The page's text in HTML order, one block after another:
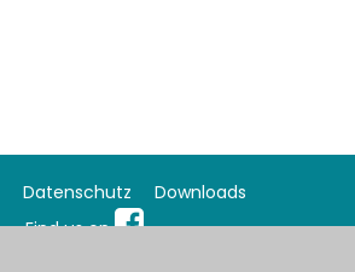
Datenschutz
Downloads
Find us on